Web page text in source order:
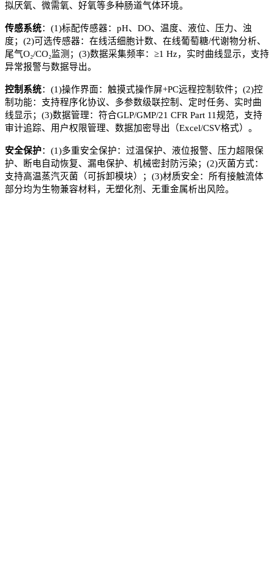
拟厌氧、微需氧、好氧等多种肠道气体环境。
传感系统： (1)标配传感器： pH、 DO、温度、液位、压力、浊
度； (2)可选传感器： 在线活细胞计数、在线葡萄糖/代谢物分析、
尾气O₂/CO₂监测 ； (3)数据采集频率： ≥1 Hz，实时曲线显示，支持
异常报警与数据导出。
控制系统： (1)操作界面： 触摸式操作屏+PC远程控制软件； (2)控
制功能：支持程序化协议、多参数级联控制、定时任务、实时曲
线显示； (3)数据管理：符合GLP/GMP/21 CFR Part 11规范，支持
审计追踪、用户权限管理、数据加密导出（Excel/CSV格式） 。
安全保护： (1)多重安全保护： 过温保护、液位报警、压力超限保
护、断电自动恢复、漏电保护、机械密封防污染； (2)灭菌方式：
支持高温蒸汽灭菌（可拆卸模块） ； (3)材质安全：所有接触流体
部分均为生物兼容材料，无塑化剂、无重金属析出风险。